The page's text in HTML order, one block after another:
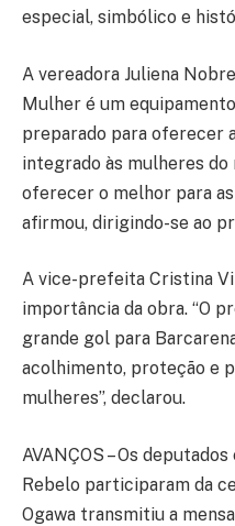
especial, simbólico e
A vereadora Juliena
Mulher é um
preparado para oferecer
integrado às mulheres do
oferecer o melhor para
afirmou, dirigindo-se ao
A vice-prefeita Cristina
importância da obra. “O
grande gol para
acolhimento, proteção e
mulheres”, declarou.
AVANÇOS – Os
Rebelo participaram da
Ogawa transmitiu a